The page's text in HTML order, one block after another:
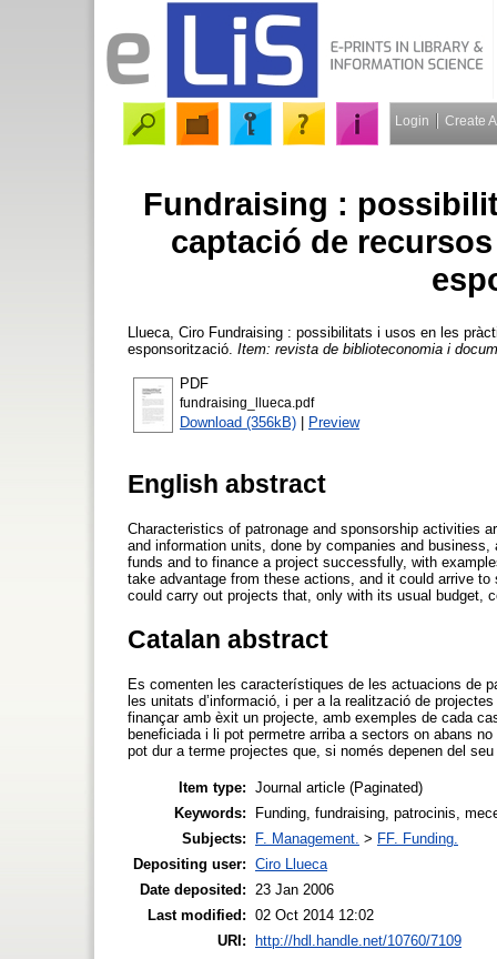
Login Create
Fundraising :
captació de
Llueca, Ciro Fundraising : possibilitats i usos en les
esponsorització. Item: revista de biblioteconomia i
PDF
fundraising_llueca.pdf
Download (356kB) | Preview
English abstract
Characteristics of patronage and sponsorship activities
and information units, done by companies and
funds and to finance a project successfully, with
take advantage from these actions, and it could arrive
could carry out projects that, only with its usual budget,
Catalan abstract
Es comenten les característiques de les actuacions de
les unitats d’informació, i per a la realització de
finançar amb èxit un projecte, amb exemples de cada
beneficiada i li pot permetre arriba a sectors on abans
pot dur a terme projectes que, si només depenen del
Item type: Journal article (Paginated)
Keywords:
Funding, fundraising, patrocinis,
Subjects:
F. Management. > FF. Funding.
Depositing user: Ciro Llueca
Date deposited:
23 Jan 2006
Last modified: 02 Oct 2014 12:02
URI:
http://hdl.handle.net/10760/7109